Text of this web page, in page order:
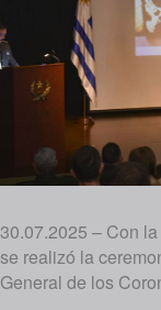
30.07.2025 – Con
se realizó la
General de los